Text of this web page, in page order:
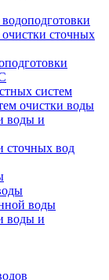
сточных
систем
очистки воды
воды и
сточных вод
воды
воды и